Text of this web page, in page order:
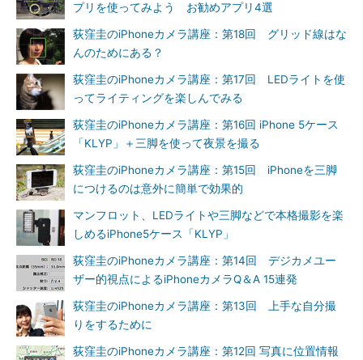
プリを使ってみよう お勧めアプリ4選
荻窪圭のiPhoneカメラ講座：第18回 グリッド線はな
んのためにある？
荻窪圭のiPhoneカメラ講座：第17回 LEDライトを使
ってライティングを楽しんでみる
荻窪圭のiPhoneカメラ講座：第16回 iPhone 5ケース
「KLYP」＋三脚を使って夜景を撮る
荻窪圭のiPhoneカメラ講座：第15回 iPhoneを三脚
につけるのは意外に簡単で効果的
マンフロット、LEDライトや三脚などで本格撮影を楽
しめるiPhone5ケース「KLYP」
荻窪圭のiPhoneカメラ講座：第14回 デジカメユー
ザー的視点によるiPhoneカメラQ＆A 15連発
荻窪圭のiPhoneカメラ講座：第13回 上手な自分撮
りをするために
荻窪圭のiPhoneカメラ講座：第12回 写真に位置情報